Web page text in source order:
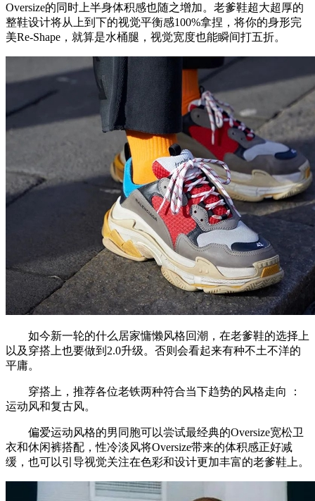
Oversize的同时上半身体积感也随之增加。老爹鞋超大超厚的
整鞋设计将从上到下的视觉平衡感100%拿捏，将你的身形完
美Re-Shape，就算是水桶腿，视觉宽度也能瞬间打五折。
如今新一轮的什么居家慵懒风格回潮，在老爹鞋的选择上
以及穿搭上也要做到2.0升级。否则会看起来有种不土不洋的
平庸。
穿搭上，推荐各位老铁两种符合当下趋势的风格走向 ：
运动风和复古风。
偏爱运动风格的男同胞可以尝试最经典的Oversize宽松卫
衣和休闲裤搭配，性冷淡风将Oversize带来的体积感正好减
缓，也可以引导视觉关注在色彩和设计更加丰富的老爹鞋上。